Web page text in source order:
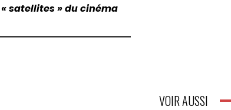
satellites » du cinéma
VOIR AUSSI